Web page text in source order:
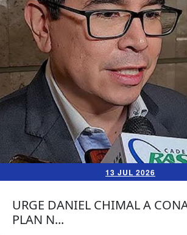
13 JUL 2026
URGE DANIEL CHIMAL A
PLAN N...